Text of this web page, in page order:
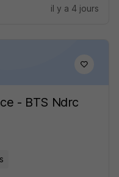
il y a 4 jours
- BTS Ndrc